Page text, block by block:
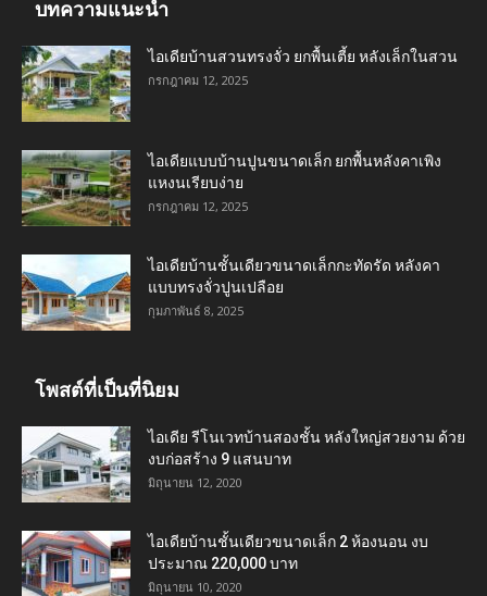
บทความแนะนำ
ไอเดียบ้านสวนทรงจั่ว ยกพื้นเตี้ย หลังเล็กในสวน
กรกฎาคม 12, 2025
ไอเดียแบบบ้านปูนขนาดเล็ก ยกพื้นหลังคาเพิง
แหงนเรียบง่าย
กรกฎาคม 12, 2025
ไอเดียบ้านชั้นเดียวขนาดเล็กกะทัดรัด หลังคา
แบบทรงจั่วปูนเปลือย
กุมภาพันธ์ 8, 2025
โพสต์ที่เป็นที่นิยม
ไอเดีย รีโนเวทบ้านสองชั้น หลังใหญ่สวยงาม ด้วย
งบก่อสร้าง 9 แสนบาท
มิถุนายน 12, 2020
ไอเดียบ้านชั้นเดียวขนาดเล็ก 2 ห้องนอน งบ
ประมาณ 220,000 บาท
มิถุนายน 10, 2020